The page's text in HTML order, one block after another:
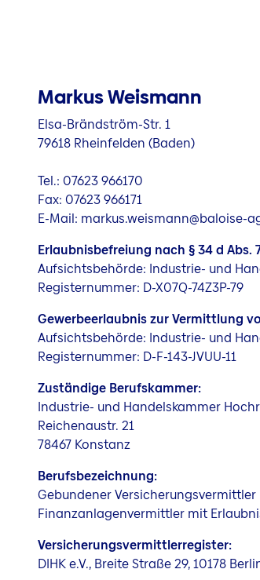
Markus Weismann
Elsa-Brändström-Str. 1
79618 Rheinfelden (Baden)
Tel.: 07623 966170
Fax: 07623 966171
E-Mail: markus.weismann@baloise-
Erlaubnisbefreiung nach § 34 d Abs. 7
Aufsichtsbehörde: Industrie- und
Registernummer: D-X07Q-74Z3P-79
Gewerbeerlaubnis zur Vermittlung
Aufsichtsbehörde: Industrie- und
Registernummer: D-F-143-JVUU-11
Zuständige Berufskammer:
Industrie- und Handelskammer
Reichenaustr. 21
78467 Konstanz
Berufsbezeichnung:
Gebundener Versicherungsvermittler
Finanzanlagenvermittler mit
Versicherungsvermittlerregister:
DIHK e.V., Breite Straße 29, 10178